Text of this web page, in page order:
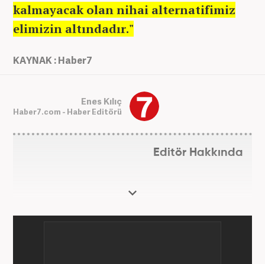
kalmayacak olan nihai alternatifimiz
elimizin altındadır."
KAYNAK : Haber7
Enes Kılıç
Haber7.com - Haber Editörü
Editör Hakkında